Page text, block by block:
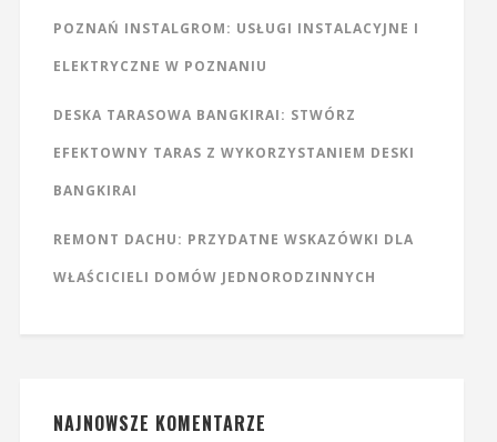
POZNAŃ INSTALGROM: USŁUGI INSTALACYJNE I
ELEKTRYCZNE W POZNANIU
DESKA TARASOWA BANGKIRAI: STWÓRZ
EFEKTOWNY TARAS Z WYKORZYSTANIEM DESKI
BANGKIRAI
REMONT DACHU: PRZYDATNE WSKAZÓWKI DLA
WŁAŚCICIELI DOMÓW JEDNORODZINNYCH
NAJNOWSZE KOMENTARZE